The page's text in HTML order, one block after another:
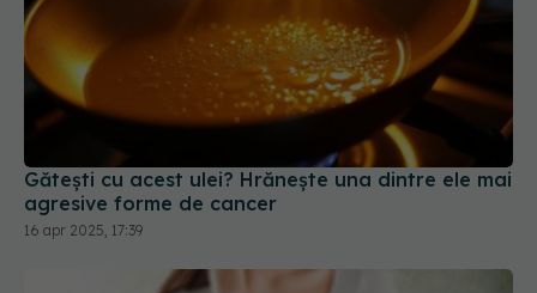
Gătești cu acest ulei? Hrănește una dintre ele mai
16 apr 2025, 17:39